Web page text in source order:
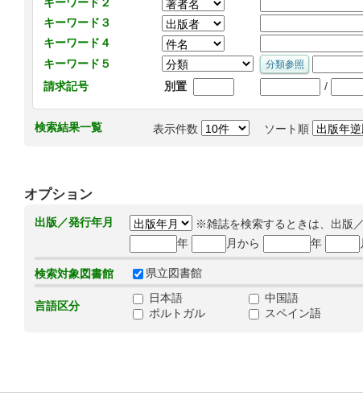
キーワード３
キーワード４
キーワード５
請求記号
別置 /
検索結果一覧 表示件数 ソート順
オプション
出版／発行年月
※雑誌を検索するときは、出版
年
月から 年
検索対象図書館 県立図書館
言語区分
日本語 中国語
ポルトガル
スペイン語